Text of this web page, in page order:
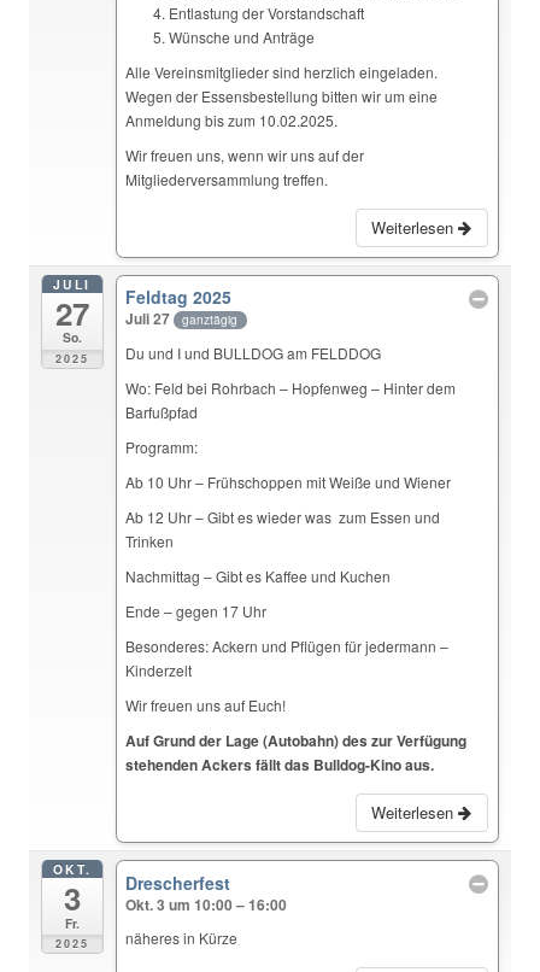
Entlastung der Vorstandschaft
Wünsche und Anträge
Alle Vereinsmitglieder sind herzlich eingeladen.
Wegen der Essensbestellung bitten wir um eine
Anmeldung bis zum 10.02.2025.
Wir freuen uns, wenn wir uns auf der
Mitgliederversammlung treffen.
Weiterlesen
JULI
27
So.
2025
Feldtag 2025
Juli 27 ganztägig
Du und I und BULLDOG am FELDDOG
Wo: Feld bei Rohrbach – Hopfenweg – Hinter dem
Barfußpfad
Programm:
Ab 10 Uhr – Frühschoppen mit Weiße und Wiener
Ab 12 Uhr – Gibt es wieder was zum Essen und
Trinken
Nachmittag – Gibt es Kaffee und Kuchen
Ende – gegen 17 Uhr
Besonderes: Ackern und Pflügen für jedermann –
Kinderzelt
Wir freuen uns auf Euch!
Auf Grund der Lage (Autobahn) des zur Verfügung
stehenden Ackers fällt das Bulldog-Kino aus.
Weiterlesen
OKT.
3
Fr.
2025
Drescherfest
Okt. 3 um 10:00 – 16:00
näheres in Kürze